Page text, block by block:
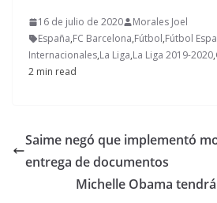
16 de julio de 2020
Morales Joel
España,FC Barcelona,Fútbol,Fútbol
Internacionales,La Liga,La Liga 2019-2020,
2 min read
Saime negó que implementó
entrega de documentos
Michelle Obama